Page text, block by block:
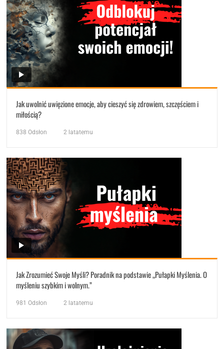
Jak uwolnić uwięzione emocje, aby cieszyć się zdrowiem, szczęściem i
miłością?
838 Odsłon 2 latatemu
Jak Zrozumieć Swoje Myśli? Poradnik na podstawie „Pułapki Myślenia. O
myśleniu szybkim i wolnym.”
981 Odsłon 2 latatemu